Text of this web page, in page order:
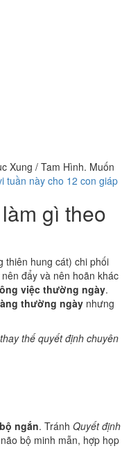
Xung / Tam Hình. Muốn
tuần này cho 12 con giáp
gì theo
thiên hung cát) chi phối
đẩy và nên hoãn khác
việc thường ngày.
thường ngày nhưng
thế quyết định chuyên
ngắn. Tránh Quyết định
bộ minh mẫn, hợp họp